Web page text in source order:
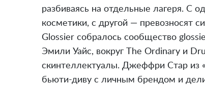
разбиваясь на отдельные лагеря. С
косметики, с другой — превозносят
Glossier собралось сообщество
Эмили Уайс, вокруг The Ordinary и
скинтеллектуалы. Джеффри Стар из
бьюти-диву с личным брендом и